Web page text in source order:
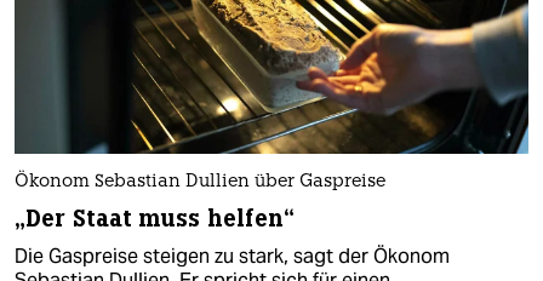
Ökonom Sebastian Dullien über Gaspreise
„Der Staat muss helfen“
Die Gaspreise steigen zu stark, sagt der Ökonom